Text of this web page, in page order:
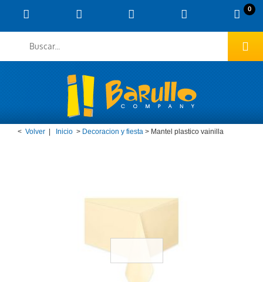
0
< Volver Inicio > Decoracion y fiesta > Mantel plastico vainilla